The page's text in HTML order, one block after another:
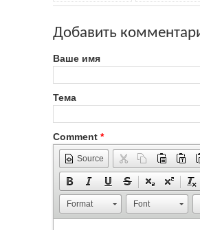
Добавить
Ваше имя
Тема
Comment *
Source
Format Font